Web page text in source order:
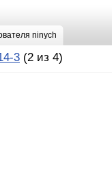
ninych
3 (2 из 4)